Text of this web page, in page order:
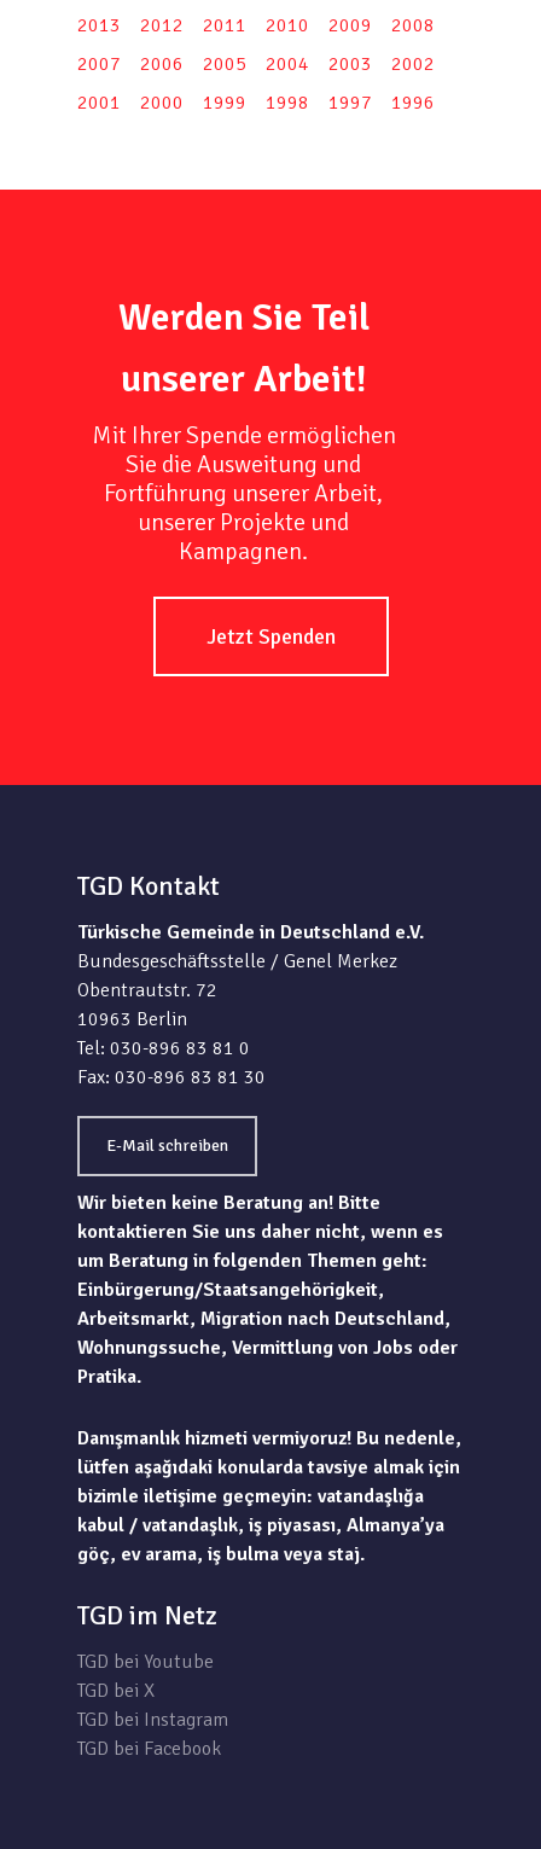
2013
2012 2011 2010 2009
2008
2007
2006 2005 2004 2003
2002
2001
2000 1999 1998 1997 1996
Werden Sie Teil
unserer Arbeit!
Mit Ihrer Spende ermöglichen
Sie die Ausweitung und
Fortführung unserer Arbeit,
unserer Projekte und
Kampagnen.
Jetzt Spenden
TGD Kontakt
Türkische Gemeinde in Deutschland e.V.
Bundesgeschäftsstelle / Genel Merkez
Obentrautstr. 72
10963 Berlin
Tel: 030-896 83 81 0
Fax: 030-896 83 81 30
E-Mail schreiben
Wir bieten keine Beratung an! Bitte
kontaktieren Sie uns daher nicht, wenn es
um Beratung in folgenden Themen geht:
Einbürgerung/Staatsangehörigkeit,
Arbeitsmarkt, Migration nach Deutschland,
Wohnungssuche, Vermittlung von Jobs oder
Pratika.
Danışmanlık hizmeti vermiyoruz! Bu nedenle,
lütfen aşağıdaki konularda tavsiye almak için
bizimle iletişime geçmeyin: vatandaşlığa
kabul / vatandaşlık, iş piyasası, Almanya’ya
göç, ev arama, iş bulma veya staj.
TGD im Netz
TGD bei Youtube
TGD bei X
TGD bei Instagram
TGD bei Facebook